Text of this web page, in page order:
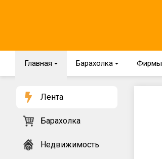
Главная { Барахолка { Фирмы
Лента
Барахолка
Недвижимость